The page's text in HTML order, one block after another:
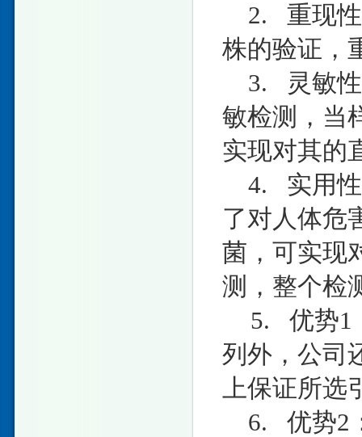
2. 重现性
株的验证，
3. 灵敏性
敏检测，当
实现对其的
4. 实用
了对人体危
菌，可实现
测，整个检
5. 优势1
列外，公司
上保证所选
6. 优势2